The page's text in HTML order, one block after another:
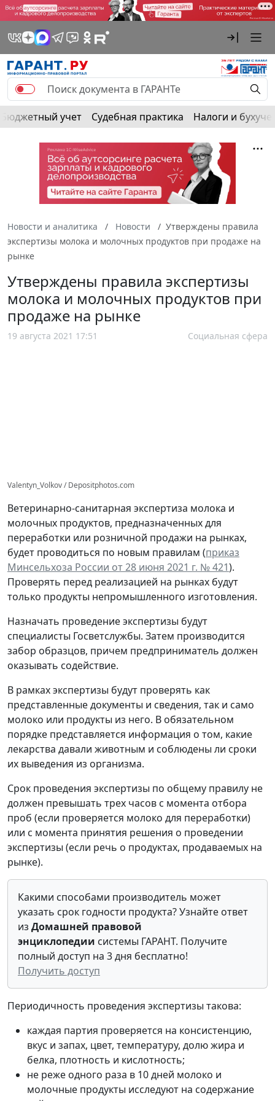
Бюджетный учет Судебная практика Налоги и
Новости и аналитика Новости
Утверждены правила
экспертизы молока и молочных продуктов при продаже на
рынке
Утверждены правила экспертизы
молока и молочных продуктов при
продаже на рынке
19 августа 2021 17:51 Социальная сфера
Valentyn_Volkov / Depositphotos.com
Ветеринарно-санитарная экспертиза молока и
молочных продуктов, предназначенных для
переработки или розничной продажи на рынках,
будет проводиться по новым правилам (приказ
Минсельхоза России от 28 июня 2021 г. № 421).
Проверять перед реализацией на рынках будут
только продукты непромышленного изготовления.
Назначать проведение экспертизы будут
специалисты Госветслужбы. Затем производится
забор образцов, причем предприниматель должен
оказывать содействие.
В рамках экспертизы будут проверять как
представленные документы и сведения, так и само
молоко или продукты из него. В обязательном
порядке представляется информация о том, какие
лекарства давали животным и соблюдены ли сроки
их выведения из организма.
Срок проведения экспертизы по общему правилу не
должен превышать трех часов с момента отбора
проб (если проверяется молоко для переработки)
или с момента принятия решения о проведении
экспертизы (если речь о продуктах, продаваемых на
рынке).
Какими способами производитель может
указать срок годности продукта? Узнайте ответ
из Домашней правовой
энциклопедии системы ГАРАНТ. Получите
полный доступ на 3 дня бесплатно!
Получить доступ
Периодичность проведения экспертизы такова:
каждая партия проверяется на консистенцию,
вкус и запах, цвет, температуру, долю жира и
белка, плотность и кислотность;
не реже одного раза в 10 дней молоко и
молочные продукты исследуют на содержание